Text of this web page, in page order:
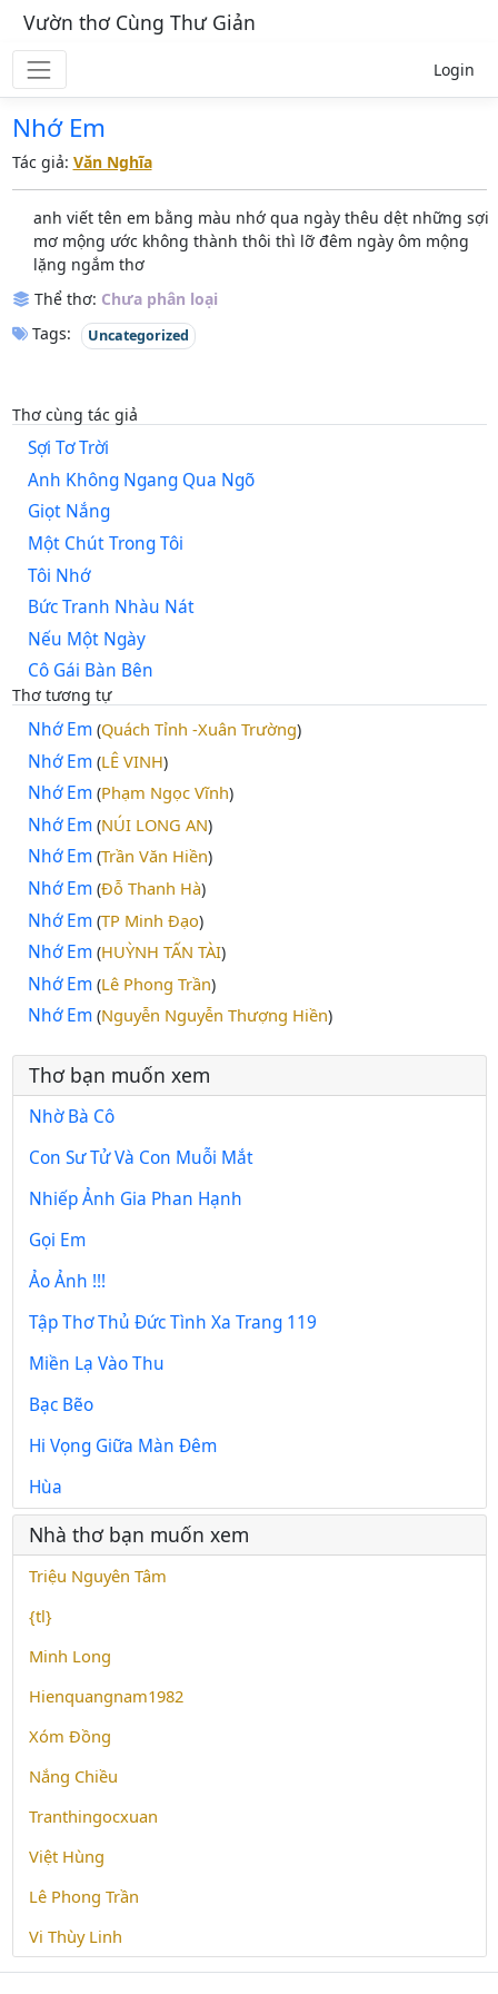
Vườn thơ Cùng Thư Giản
Login
Nhớ Em
Tác giả: Văn Nghĩa
anh viết tên em bằng màu nhớ qua ngày thêu dệt những sợi
mơ mộng ước không thành thôi thì lỡ đêm ngày ôm mộng
lặng ngắm thơ
Thể thơ: Chưa phân loại
Tags:
Uncategorized
Thơ cùng tác giả
Sợi Tơ Trời
Anh Không Ngang Qua Ngõ
Giọt Nắng
Một Chút Trong Tôi
Tôi Nhớ
Bức Tranh Nhàu Nát
Nếu Một Ngày
Cô Gái Bàn Bên
Thơ tương tự
Nhớ Em(Quách Tỉnh -Xuân Trường)
Nhớ Em(LÊ VINH)
Nhớ Em(Phạm Ngọc Vĩnh)
Nhớ Em(NÚI LONG AN)
Nhớ Em(Trần Văn Hiền)
Nhớ Em(Đỗ Thanh Hà)
Nhớ Em(TP Minh Đạo)
Nhớ Em(HUỲNH TẤN TÀI)
Nhớ Em(Lê Phong Trần)
Nhớ Em(Nguyễn Nguyễn Thượng Hiền)
Thơ bạn muốn xem
Nhờ Bà Cô
Con Sư Tử Và Con Muỗi Mắt
Nhiếp Ảnh Gia Phan Hạnh
Gọi Em
Ảo Ảnh !!!
Tập Thơ Thủ Đức Tình Xa Trang 119
Miền Lạ Vào Thu
Bạc Bẽo
Hi Vọng Giữa Màn Đêm
Hùa
Nhà thơ bạn muốn xem
Triệu Nguyên Tâm
{tl}
Minh Long
Hienquangnam1982
Xóm Đồng
Nắng Chiều
Tranthingocxuan
Việt Hùng
Lê Phong Trần
Vi Thùy Linh